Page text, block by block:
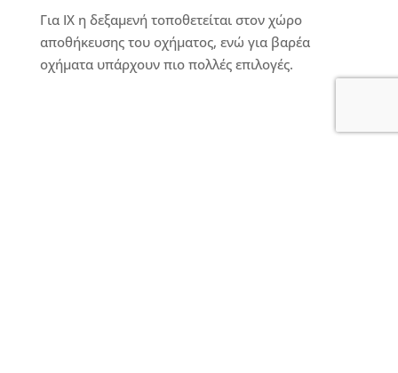
Για ΙΧ η δεξαμενή τοποθετείται στον χώρο
αποθήκευσης του οχήματος, ενώ για βαρέα
οχήματα υπάρχουν πιο πολλές επιλογές.